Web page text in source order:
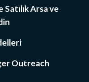
Arsa ve
Outreach